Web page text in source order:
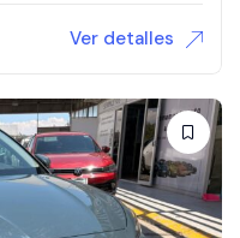
Ver detalles